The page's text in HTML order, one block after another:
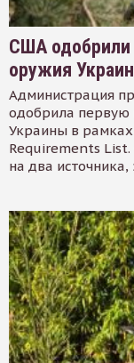
США одобрили
оружия
Администрация
одобрила
Украины в
Requirements
на два